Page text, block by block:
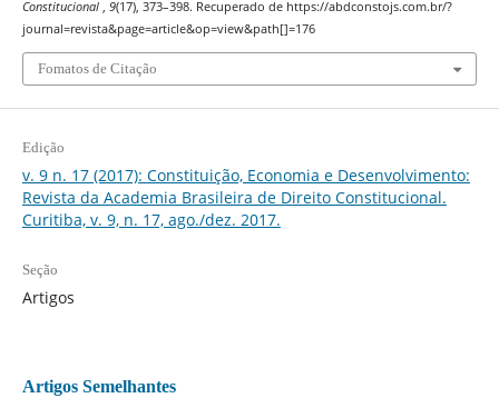
Constitucional , 9(17), 373–398. Recuperado de https://abdconstojs.com.br/?
journal=revista&page=article&op=view&path[]=176
Fomatos de Citação
Edição
v. 9 n. 17 (2017): Constituição, Economia e Desenvolvimento:
Revista da Academia Brasileira de Direito Constitucional.
Curitiba, v. 9, n. 17, ago./dez. 2017.
Seção
Artigos
Artigos Semelhantes